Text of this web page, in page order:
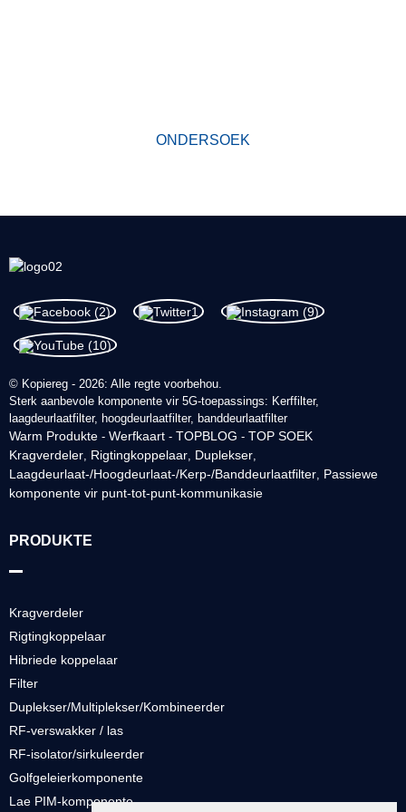
ONDERSOEK
© Kopiereg - 2026: Alle regte voorbehou.
Sterk aanbevole komponente vir 5G-toepassings: Kerffilter,
laagdeurlaatfilter, hoogdeurlaatfilter, banddeurlaatfilter
Warm Produkte -Werfkaart -TOPBLOG -TOP SOEK
Kragverdeler, Rigtingkoppelaar, Duplekser,
Laagdeurlaat-/Hoogdeurlaat-/Kerp-/Banddeurlaatfilter, Passiewe
komponente vir punt-tot-punt-kommunikasie
PRODUKTE
Kragverdeler
Rigtingkoppelaar
Hibriede koppelaar
Filter
Duplekser/Multiplekser/Kombineerder
RF-verswakker / las
RF-isolator/sirkuleerder
Golfgeleierkomponente
Lae PIM-komponente